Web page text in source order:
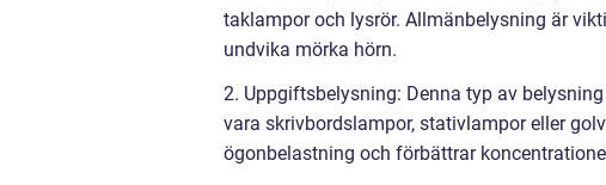
taklampor och lysrör. Allmänbelysning är
undvika mörka hörn.
2. Uppgiftsbelysning: Denna typ av
vara skrivbordslampor, stativlampor eller
ögonbelastning och förbättrar